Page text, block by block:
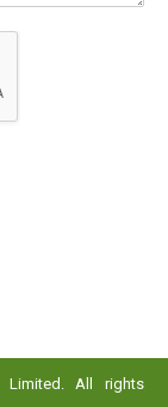
Limited. All rights